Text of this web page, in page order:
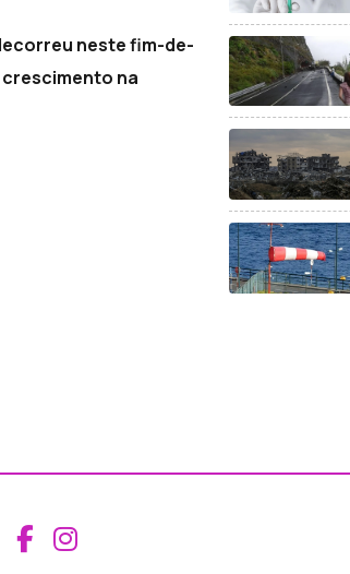
neste fim-de-
na
Aceder ao Facebook da
Aceder ao Instagram